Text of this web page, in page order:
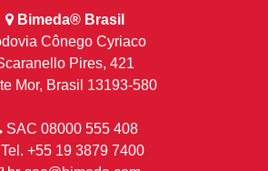
Bimeda® Brasil
Cônego Cyriaco
Pires, 421
Mor, Brasil 13193-580
SAC 08000 555 408
+55 19 3879 7400